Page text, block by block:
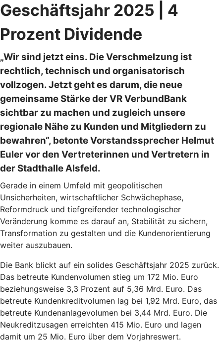
Geschäftsjahr 2025 | 4
Prozent Dividende
„Wir sind jetzt eins. Die Verschmelzung ist
rechtlich, technisch und organisatorisch
vollzogen. Jetzt geht es darum, die neue
gemeinsame Stärke der VR VerbundBank
sichtbar zu machen und zugleich unsere
regionale Nähe zu Kunden und Mitgliedern zu
bewahren“, betonte Vorstandssprecher Helmut
Euler vor den Vertreterinnen und Vertretern in
der Stadthalle Alsfeld.
Gerade in einem Umfeld mit geopolitischen
Unsicherheiten, wirtschaftlicher Schwächephase,
Reformdruck und tiefgreifender technologischer
Veränderung komme es darauf an, Stabilität zu sichern,
Transformation zu gestalten und die Kundenorientierung
weiter auszubauen.
Die Bank blickt auf ein solides Geschäftsjahr 2025 zurück.
Das betreute Kundenvolumen stieg um 172 Mio. Euro
beziehungsweise 3,3 Prozent auf 5,36 Mrd. Euro. Das
betreute Kundenkreditvolumen lag bei 1,92 Mrd. Euro, das
betreute Kundenanlagevolumen bei 3,44 Mrd. Euro. Die
Neukreditzusagen erreichten 415 Mio. Euro und lagen
damit um 25 Mio. Euro über dem Vorjahreswert.